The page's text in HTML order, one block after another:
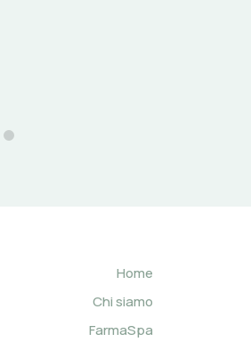
Home
Chi siamo
FarmaSpa